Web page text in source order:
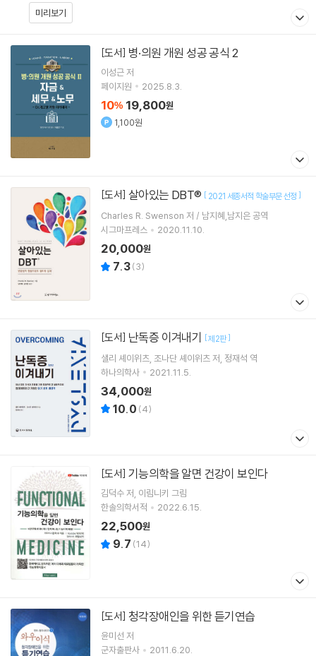
미리보기
[도서] 병·의원 개원 성공 공식 2
이성근저
페이지원
2025.8.3.
10% 19,800원
1,100원
[도서] 살아있는 DBT® [ 2021 세종서적 학술부문 선정 ]
Charles R. Swenson 저 / 남지혜,남지은 공역
시그마프레스
2020.11.10.
20,000원
7.3(3)
[도서] 난독증 이겨내기 [제2판]
샐리 셰이위츠 조나단 셰이위츠 저 정재석 역
하나의학사
2021.11.5.
34,000원
10.0 (4)
[도서] 기능의학을 알면 건강이 보인다
김덕수저 이림니키 그림
한솔의학서적
2022.6.15.
22,500원
9.7 (14)
[도서] 청각장애인을 위한 듣기연습
윤미선 저
군자출판사
2011.6.20.